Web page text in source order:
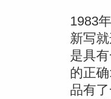
1983
新写
是具
的正
品有